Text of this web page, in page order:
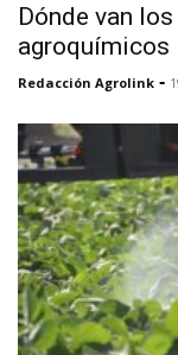
Dónde van
agroquímicos
Redacción Agrolink -